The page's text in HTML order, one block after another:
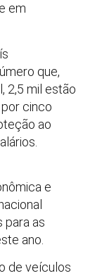
em
que,
2,5 mil estão
cinco
ao
e
para as
ano.
de veículos